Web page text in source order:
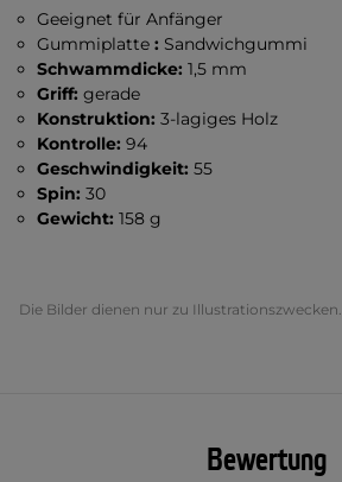
Geeignet für Anfänger
Gummiplatte: Sandwichgummi
Schwammdicke: 1,5 mm
Griff: gerade
Konstruktion: 3-lagiges Holz
Kontrolle: 94
Geschwindigkeit: 55
Spin: 30
Gewicht: 158 g
Die Bilder dienen nur zu Illustrationszwecken.
Bewertung